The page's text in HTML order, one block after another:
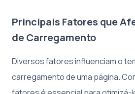
Principais Fatores que
de Carregamento
Diversos fatores influenciam o
carregamento de uma página.